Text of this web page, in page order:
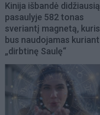
Kinija išbandė didžiausią
pasaulyje 582 tonas
sveriantį magnetą, kuris
bus naudojamas kuriant
„dirbtinę Saulę“